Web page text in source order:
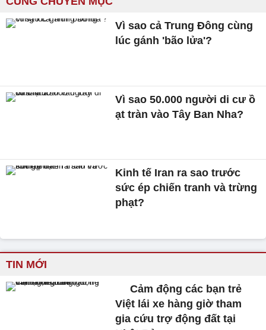
Vì sao cả Trung Đông cùng
lúc gánh 'bão lửa'?
Vì sao 50.000 người di cư ồ
ạt tràn vào Tây Ban Nha?
Kinh tế Iran ra sao trước
sức ép chiến tranh và trừng
phạt?
TIN MỚI
Cảm động các bạn trẻ
Việt lái xe hàng giờ tham
gia cứu trợ động đất tại